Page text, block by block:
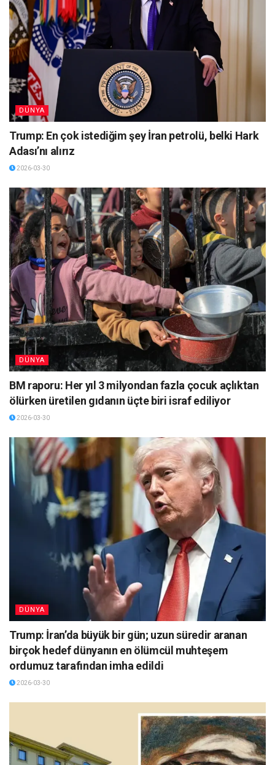
DÜNYA
Trump: En çok istediğim şey İran petrolü, belki Hark
Adası’nı alırız
2026-03-30
DÜNYA
BM raporu: Her yıl 3 milyondan fazla çocuk açlıktan
ölürken üretilen gıdanın üçte biri israf ediliyor
2026-03-30
DÜNYA
Trump: İran’da büyük bir gün; uzun süredir aranan
birçok hedef dünyanın en ölümcül muhteşem
ordumuz tarafından imha edildi
2026-03-30